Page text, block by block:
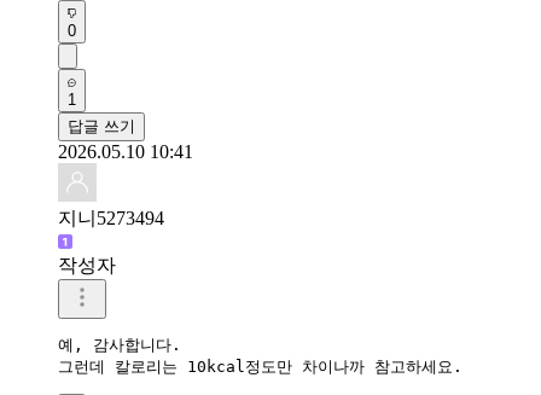
0
1
답글 쓰기
2026.05.10 10:41
지니5273494
작성자
예, 감사합니다.
그런데 칼로리는 10kcal정도만 차이나까 참고하세요.